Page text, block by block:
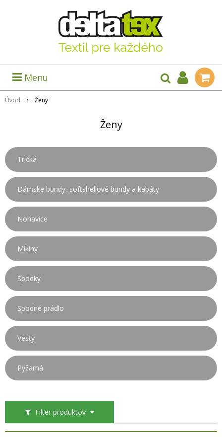
Menu
Úvod Ženy
Ženy
Tričká
Dámske bundy, softshellové bundy a kabáty
Nohavice
Mikiny
Spodky
Spodné prádlo
Vesty
Pyžamá
Filter produktov